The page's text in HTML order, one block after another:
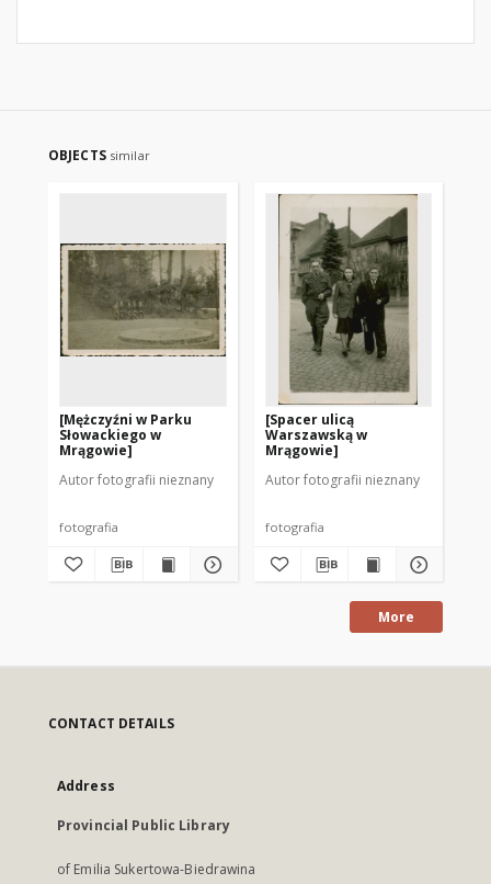
OBJECTS similar
[Mężczyźni w Parku
Słowackiego w
Mrągowie]
Autor fotografii nieznany
fotografia
[Spacer ulicą
Warszawską w
Mrągowie]
Autor fotografii nieznany
fotografia
More
CONTACT DETAILS
Address
Provincial Public Library
of Emilia Sukertowa-Biedrawina